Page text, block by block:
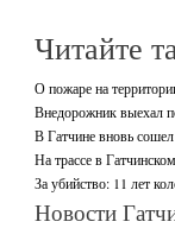
Читайте
О пожаре на
Внедорожник выехал
В Гатчине вновь сошел
На трассе в
За убийство: 11 лет
Новости